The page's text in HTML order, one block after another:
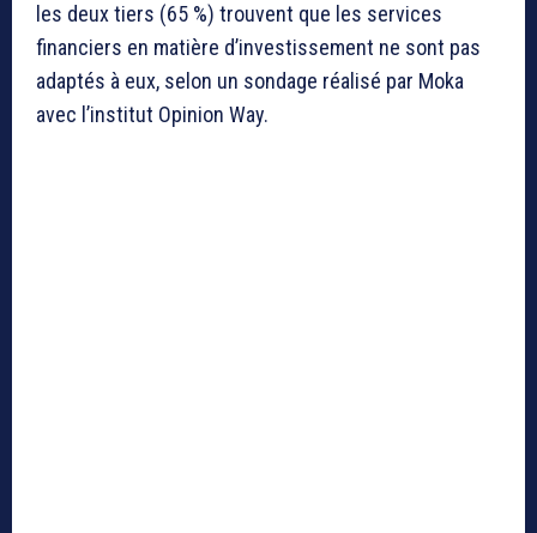
les deux tiers (65 %) trouvent que les services
financiers en matière d’investissement ne sont pas
adaptés à eux, selon un sondage réalisé par Moka
avec l’institut Opinion Way.